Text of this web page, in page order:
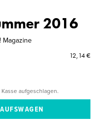
2016
Magazine
12,14 €
aufgeschlagen.